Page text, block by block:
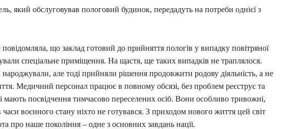
який обслуговував пологовий будинок, передадуть на потреби однієї з
що заклад готовий до прийняття пологів у випадку повітряної
спеціальне приміщення. На щастя, ще таких випадків не траплялося.
але тоді прийняли рішення продовжити родову діяльність, а не
Медичний персонал працює в повному обсязі, без проблем реєструє та
мають посвідчення тимчасово переселених осіб. Вони особливо тривожні,
воєнного стану ніхто не готувався. З приходом нового життя цей світ
про наше покоління – одне з основних завдань нації.